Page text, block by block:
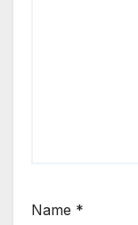
Name *